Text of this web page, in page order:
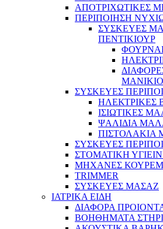
ΑΠΟΤΡΙΧΩΤΙΚΕΣ
ΠΕΡΙΠΟΙΗΣΗ
ΣΥΣΚΕΥΕΣ
ΠΕΝΤΙΚΙΟΥΡ
ΣΥΣΚΕΥΕΣ
ΗΛΕΚΤΡΙΚΕΣ
ΙΣΙΩΤΙΚΕΣ
ΨΑΛΙΔΙΑ
ΠΙΣΤΟΛΑΚΙΑ
ΣΥΣΚΕΥΕΣ
ΣΤΟΜΑΤΙΚΗ
ΜΗΧΑΝΕΣ
TRIMMER
ΣΥΣΚΕΥΕΣ ΜΑΣΑΖ
ΙΑΤΡΙΚΑ ΕΙΔΗ
ΔΙΑΦΟΡΑ
ΒΟΗΘΗΜΑΤΑ